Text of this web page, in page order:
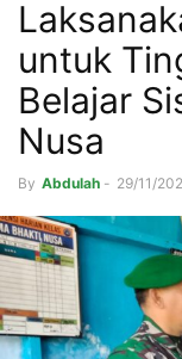
untuk
Belajar
Nusa
By Abdulah - 29/11/